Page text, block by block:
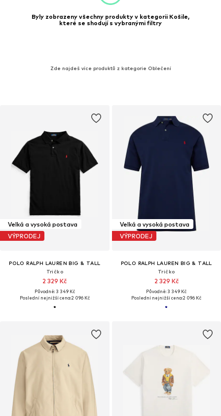
Byly zobrazeny všechny produkty v kategorii Košile,
které se shodují s vybranými filtry
Zde najdeš více produktů z kategorie Oblečení
Velká a vysoká postava
VÝPRODEJ
POLO RALPH LAUREN BIG & TALL
Tričko
2 329 Kč
Původně: 3 349 Kč
Poslední nejnižší cena:2 096 Kč
Velká a vysoká postava
VÝPRODEJ
POLO RALPH LAUREN BIG & TALL
Tričko
2 329 Kč
Původně: 3 349 Kč
Poslední nejnižší cena:2 096 Kč